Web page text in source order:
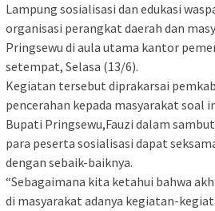
Lampung sosialisasi dan edukasi
organisasi perangkat daerah dan
Pringsewu di aula utama kantor
setempat, Selasa (13/6).
Kegiatan tersebut diprakarsai
pencerahan kepada masyarakat soal
Bupati Pringsewu,Fauzi dalam
para peserta sosialisasi dapat
dengan sebaik-baiknya.
“Sebagaimana kita ketahui bahwa
di masyarakat adanya kegiatan-